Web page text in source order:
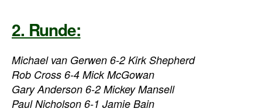
2. Runde:
Michael van Gerwen 6-2 Kirk Shepherd
Rob Cross 6-4 Mick McGowan
Gary Anderson 6-2 Mickey Mansell
Paul Nicholson 6-1 Jamie Bain